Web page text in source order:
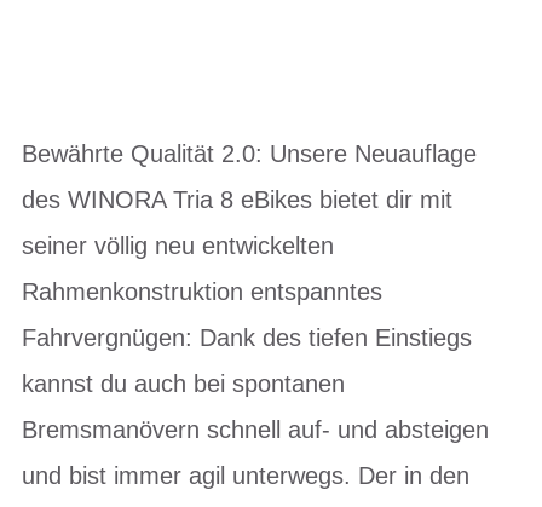
Bewährte Qualität 2.0: Unsere Neuauflage
des WINORA Tria 8 eBikes bietet dir mit
seiner völlig neu entwickelten
Rahmenkonstruktion entspanntes
Fahrvergnügen: Dank des tiefen Einstiegs
kannst du auch bei spontanen
Bremsmanövern schnell auf- und absteigen
und bist immer agil unterwegs. Der in den